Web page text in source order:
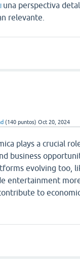
una perspectiva
relevante.
(140 puntos) Oct 20, 2024
plays a crucial
business
evolving too,
entertainment
to